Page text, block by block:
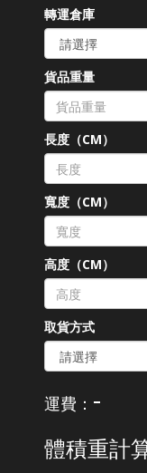
轉運倉庫
貨品重量
長度（CM）
寬度（CM）
高度（CM）
取貨方式
運費： -
體積重計